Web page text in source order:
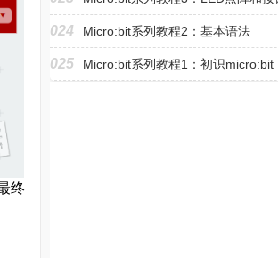
终
024 Micro:bit系列教程2：基本语法
025 Micro:bit系列教程1：初识micro:bit